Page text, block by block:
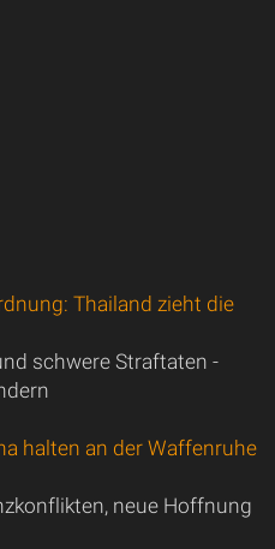
Thailand zieht die
schwere Straftaten -
halten an der Waffenruhe
neue Hoffnung